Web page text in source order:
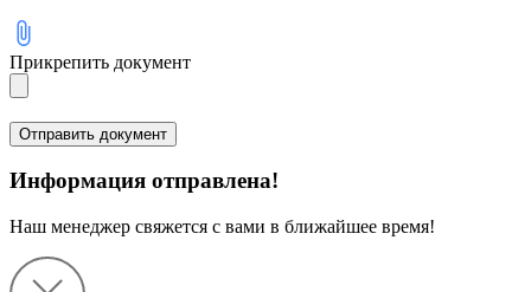
Прикрепить документ
Информация отправлена!
Наш менеджер свяжется с вами в ближайшее время!